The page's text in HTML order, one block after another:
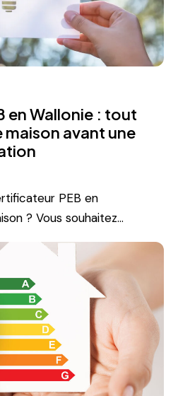
en Wallonie : tout
avant une
PEB en
? Vous souhaitez…